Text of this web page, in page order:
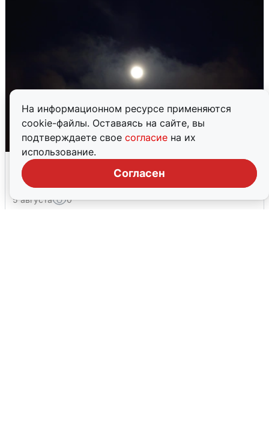
На информационном ресурсе применяются
cookie-файлы. Оставаясь на сайте, вы
подтверждаете свое согласие на их
использование.
Согласен
Взрывы в Воронеже после сигнала
тревоги
5 августа 0